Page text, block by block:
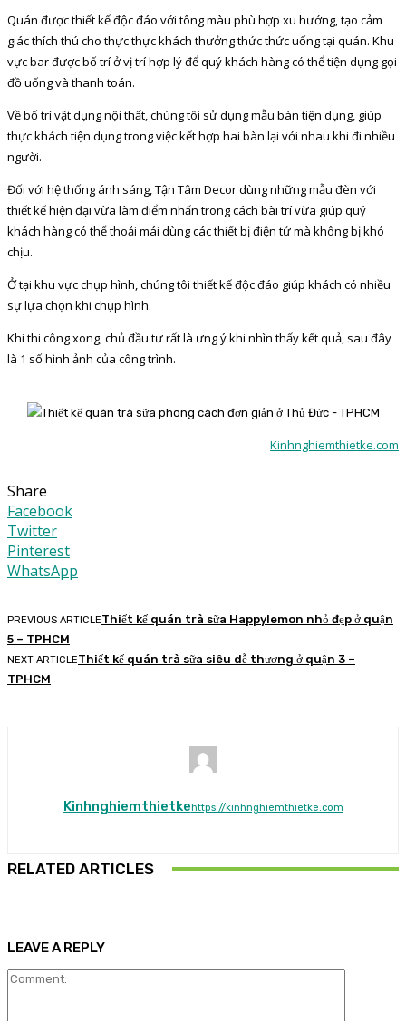
Quán được thiết kế độc đáo với tông màu phù hợp xu hướng, tạo cảm
giác thích thú cho thực thực khách thưởng thức thức uống tại quán. Khu
vực bar được bố trí ở vị trí hợp lý để quý khách hàng có thể tiện dụng gọi
đồ uống và thanh toán.
Về bố trí vật dụng nội thất, chúng tôi sử dụng mẫu bàn tiện dụng, giúp
thực khách tiện dụng trong việc kết hợp hai bàn lại với nhau khi đi nhiều
người.
Đối với hệ thống ánh sáng, Tận Tâm Decor dùng những mẫu đèn với
thiết kế hiện đại vừa làm điểm nhấn trong cách bài trí vừa giúp quý
khách hàng có thể thoải mái dùng các thiết bị điện tử mà không bị khó
chịu.
Ở tại khu vực chụp hình, chúng tôi thiết kế độc đáo giúp khách có nhiều
sự lựa chọn khi chụp hình.
Khi thi công xong, chủ đầu tư rất là ưng ý khi nhìn thấy kết quả, sau đây
là 1 số hình ảnh của công trình.
Kinhnghiemthietke.com
Share
Facebook
Twitter
Pinterest
WhatsApp
PREVIOUS ARTICLEThiết kế quán trà sữa Happylemon nhỏ đẹp ở quận
5 – TPHCM
NEXT ARTICLEThiết kế quán trà sữa siêu dễ thương ở quận 3 –
TPHCM
Kinhnghiemthietke https://kinhnghiemthietke.com
RELATED ARTICLES
LEAVE A REPLY